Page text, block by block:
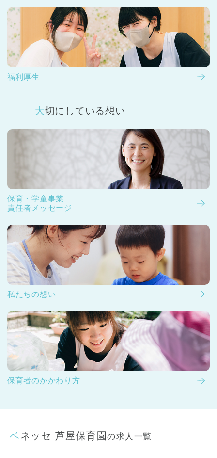
福利厚生
大切にしている想い
保育・学童事業
責任者メッセージ
私たちの想い
保育者のかかわり方
ベネッセ 芦屋保育園 の求人一覧